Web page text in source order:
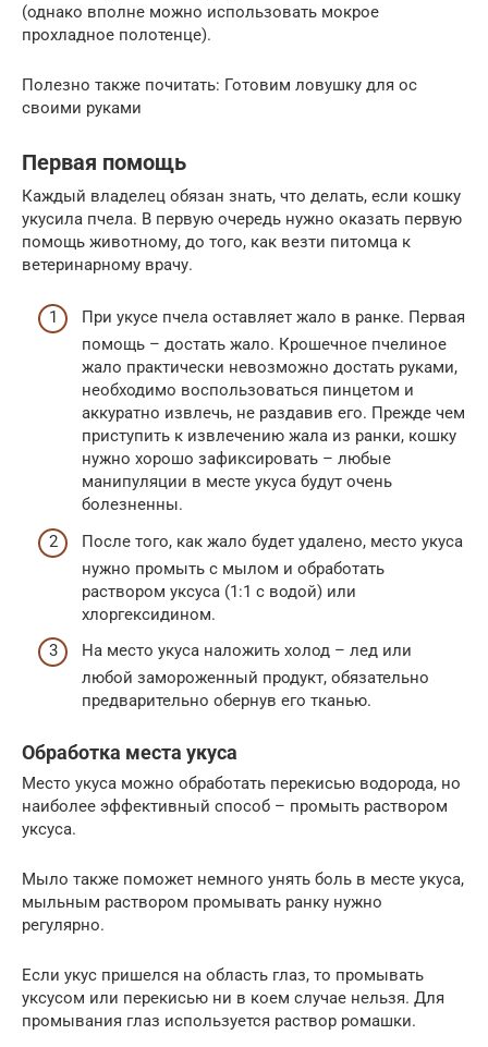
(однако вполне можно использовать мокрое
прохладное полотенце).
Полезно также почитать: Готовим ловушку для ос
своими руками
Первая помощь
Каждый владелец обязан знать, что делать, если кошку
укусила пчела. В первую очередь нужно оказать первую
помощь животному, до того, как везти питомца к
ветеринарному врачу.
При укусе пчела оставляет жало в ранке. Первая
помощь – достать жало. Крошечное пчелиное
жало практически невозможно достать руками,
необходимо воспользоваться пинцетом и
аккуратно извлечь, не раздавив его. Прежде чем
приступить к извлечению жала из ранки, кошку
нужно хорошо зафиксировать – любые
манипуляции в месте укуса будут очень
болезненны.
После того, как жало будет удалено, место укуса
нужно промыть с мылом и обработать
раствором уксуса (1:1 с водой) или
хлоргексидином.
На место укуса наложить холод – лед или
любой замороженный продукт, обязательно
предварительно обернув его тканью.
Обработка места укуса
Место укуса можно обработать перекисью водорода, но
наиболее эффективный способ – промыть раствором
уксуса.
Мыло также поможет немного унять боль в месте укуса,
мыльным раствором промывать ранку нужно
регулярно.
Если укус пришелся на область глаз, то промывать
уксусом или перекисью ни в коем случае нельзя. Для
промывания глаз используется раствор ромашки.